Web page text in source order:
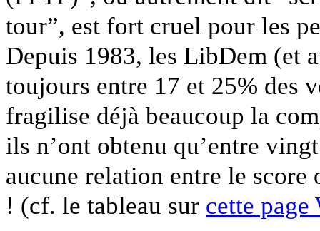
tour”, est fort cruel pour les
Depuis 1983, les LibDem (et
toujours entre 17 et 25% des
fragilise déjà beaucoup la
ils n’ont obtenu qu’entre
aucune relation entre le score
! (cf. le tableau sur cette